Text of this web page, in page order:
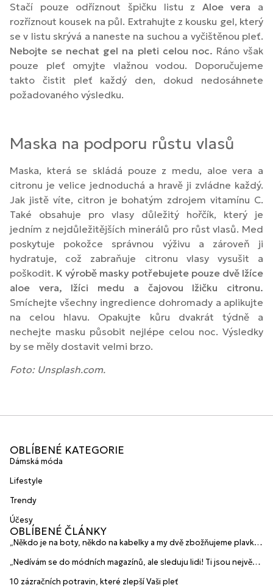
Stačí pouze odříznout špičku listu z Aloe vera a
rozříznout kousek na půl. Extrahujte z kousku gel, který
se v listu skrývá a naneste na suchou a vyčištěnou pleť.
Nebojte se nechat gel na pleti celou noc. Ráno však
pouze pleť omyjte vlažnou vodou. Doporučujeme
takto čistit pleť každý den, dokud nedosáhnete
požadovaného výsledku.
Maska na podporu růstu vlasů
Maska, která se skládá pouze z medu, aloe vera a
citronu je velice jednoduchá a hravě ji zvládne každý.
Jak jistě víte, citron je bohatým zdrojem vitamínu C.
Také obsahuje pro vlasy důležitý hořčík, který je
jedním z nejdůležitějších minerálů pro růst vlasů. Med
poskytuje pokožce správnou výživu a zároveň ji
hydratuje, což zabraňuje citronu vlasy vysušit a
poškodit. K výrobě masky potřebujete pouze dvě lžíce
aloe vera, lžíci medu a čajovou lžičku citronu.
Smíchejte všechny ingredience dohromady a aplikujte
na celou hlavu. Opakujte kůru dvakrát týdně a
nechejte masku působit nejlépe celou noc. Výsledky
by se měly dostavit velmi brzo.
Foto: Unsplash.com.
OBLÍBENÉ KATEGORIE
Dámská móda
Lifestyle
Trendy
Účesy
OBLÍBENÉ ČLÁNKY
„Někdo je na boty, někdo na kabelky a my dvě zbožňujeme plavky“
HANAJANA Swimwear
„Nedívám se do módních magazínů, ale sleduju lidi! Ti jsou největší
10 zázračních potravin, které zlepší Vaši pleť